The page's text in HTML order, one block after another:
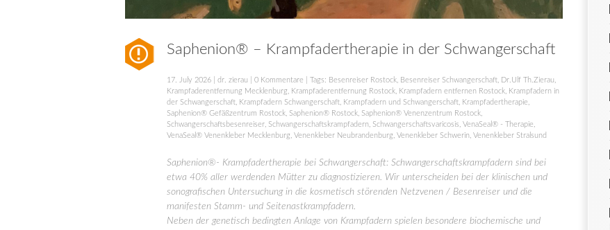
Saphenion® – Krampfadertherapie in der Schwangerschaft
17. July 2026 dr. zierau 0 Kommentare | Tags: Besenreiser Rostock, Besenreiser Schwangerschaft, Dr.Ulf Th.Zierau,
Krampfaderentfernung Mecklenburg, Krampfaderentfernung Rostock, Krampfadern entfernen Rostock, Krampfadern in
der Schwangerschaft, Krampfadern Schwangerschaft, Krampfadern und Schwangerschaft, Krampfadertherapie,
Saphenion® Gefäßzentrum Rostock, Saphenion® Rostock, Saphenion® Venenzentrum Rostock,
Schwangerschaftsbesenreiser, Schwangerschaftskrampfadern, Schwangerschaftsvaricosis, VenaSeal® - Therapie,
VenaSeal® Venenkleber Mecklenburg, Venenkleber Neubrandenburg, Venenkleber Schwerin, Venenkleber Stralsund
Saphenion®- Krampfadertherapie bei Schwangerschaft: Schwangerschaftskrampfadern sind bei
etwa 40% aller werdenden Mütter zu diagnostizieren. Wir unterscheiden bei der klinischen und
sonografischen Untersuchung in die kosmetisch störenden Netzvenen / Besenreiser und die
manifesten Stamm- und Seitenastkrampfadern.
Neben der genetisch bedingten Anlage von Krampfadern spielen besondere biochemische und